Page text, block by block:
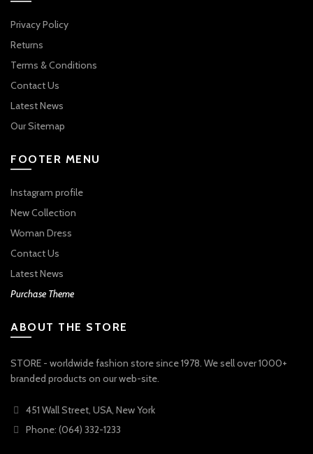
Privacy Policy
Returns
Terms & Conditions
Contact Us
Latest News
Our Sitemap
FOOTER MENU
Instagram profile
New Collection
Woman Dress
Contact Us
Latest News
Purchase Theme
ABOUT THE STORE
STORE - worldwide fashion store since 1978. We sell over 1000+
branded products on our web-site.
451 Wall Street, USA, New York
Phone: (064) 332-1233